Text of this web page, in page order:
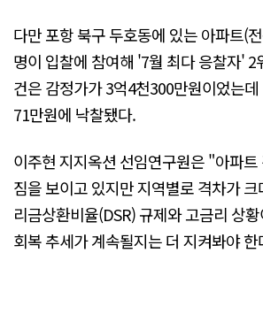
다만 포항 북구 두호동에 있는 아파트(
명이 입찰에 참여해 '7월 최다 응찰자' 2
건은 감정가가 3억4천300만원이었는
71만원에 낙찰됐다.
이주현 지지옥션 선임연구원은 "아파
짐을 보이고 있지만 지역별로 격차가
리금상환비율(DSR) 규제와 고금리 상
회복 추세가 계속될지는 더 지켜봐야